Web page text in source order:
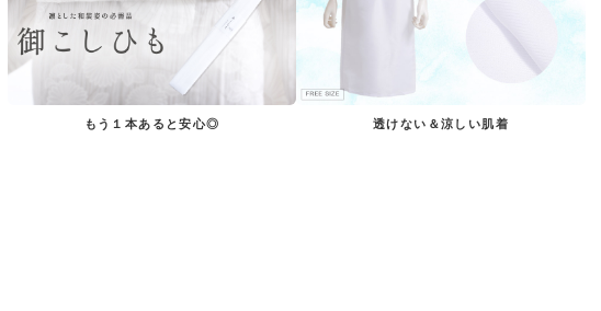
もう１本あると安心◎ 透けない＆涼しい肌着